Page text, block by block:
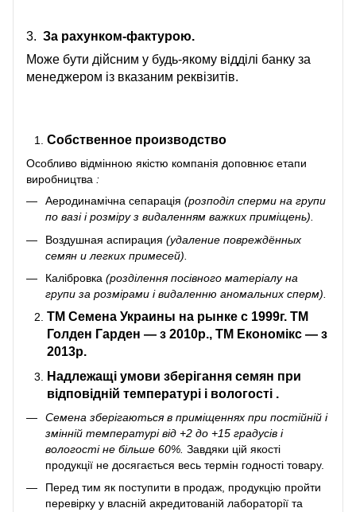
3. За рахунком-фактурою.
Може бути дійсним у будь-якому відділі банку за
менеджером із вказаним реквізитів.
Собственное производство
Особливо відмінною якістю компанія доповнює етапи
виробництва :
Аеродинамічна сепарація (розподіл сперми на групи
по вазі і розміру з видаленням важких приміщень).
Воздушная аспирация (удаление повреждённых
семян и легких примесей).
Калібровка (розділення посівного матеріалу на
групи за розмірами і видаленню аномальних сперм).
ТМ Семена Украины на рынке с 1999г. ТМ
Голден Гарден — з 2010р., ТМ Економікс — з
2013р.
Надлежащі умови зберігання семян при
відповідній температурі і вологості .
Семена зберігаються в приміщеннях при постійній і
змінній температурі від +2 до +15 градусів і
вологості не більше 60%. Завдяки цій якості
продукції не досягається весь термін годності товару.
Перед тим як поступити в продаж, продукцію пройти
перевірку у власній акредитованій лабораторії та